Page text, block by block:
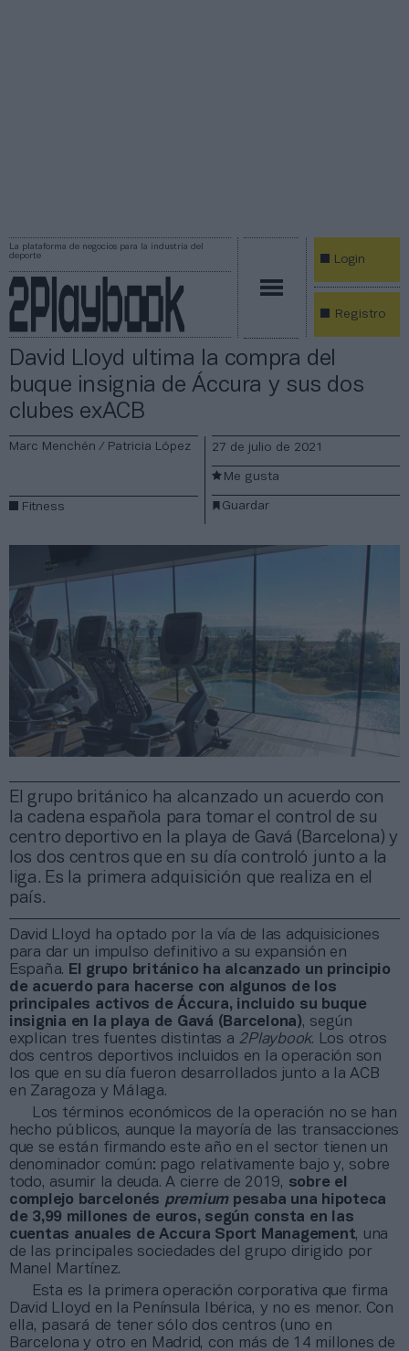
La plataforma de negocios para la industria del
deporte
Login
Registro
David Lloyd ultima la compra del
buque insignia de Áccura y sus dos
clubes exACB
El grupo británico ha alcanzado un acuerdo con
la cadena española para tomar el control de su
centro deportivo en la playa de Gavá (Barcelona) y
los dos centros que en su día controló junto a la
liga. Es la primera adquisición que realiza en el
país.
Marc Menchén / Patricia López
Fitness
27 de julio de 2021
Guardar
Me gusta
David Lloyd ha optado por la vía de las adquisiciones
para dar un impulso definitivo a su expansión en
España. El grupo británico ha alcanzado un principio
de acuerdo para hacerse con algunos de los
principales activos de Áccura, incluido su buque
insignia en la playa de Gavá (Barcelona), según
explican tres fuentes distintas a 2Playbook. Los otros
dos centros deportivos incluidos en la operación son
los que en su día fueron desarrollados junto a la ACB
en Zaragoza y Málaga.
Los términos económicos de la operación no se han
hecho públicos, aunque la mayoría de las transacciones
que se están firmando este año en el sector tienen un
denominador común: pago relativamente bajo y, sobre
todo, asumir la deuda. A cierre de 2019, sobre el
complejo barcelonés premiumpesaba una hipoteca
de 3,99 millones de euros, según consta en las
cuentas anuales de Accura Sport Management, una
de las principales sociedades del grupo dirigido por
Manel Martínez.
Esta es la primera operación corporativa que firma
David Lloyd en la Península Ibérica, y no es menor. Con
ella, pasará de tener sólo dos centros (uno en
Barcelona y otro en Madrid, con más de 14 millones de